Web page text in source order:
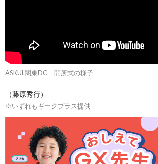
ASKUL関東DC 開所式の様子
（藤原秀行）
※いずれもギークプラス提供